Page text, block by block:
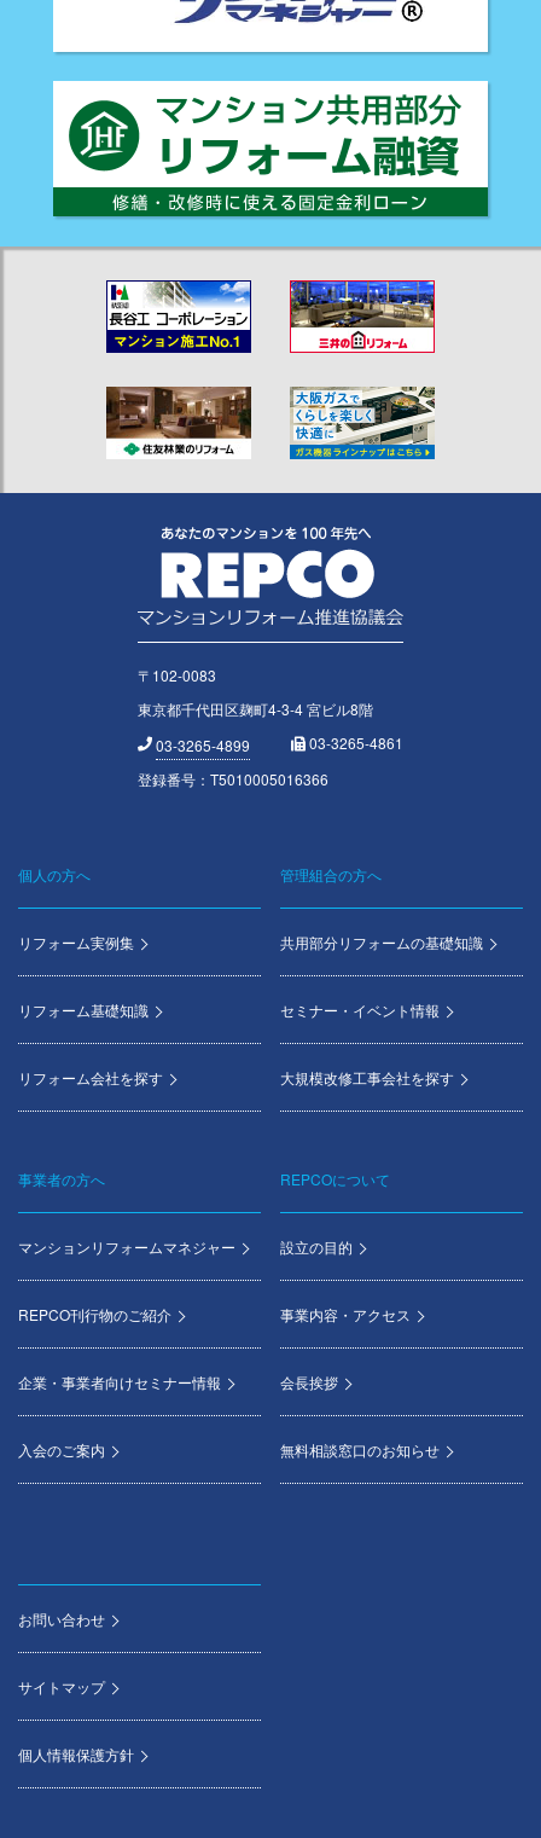
〒102-0083
東京都千代田区麹町4-3-4 宮ビル8階
03-3265-4899
03-3265-4861
登録番号：T5010005016366
Footer
menu
個人の方へ
リフォーム実例集
リフォーム基礎知識
リフォーム会社を探す
管理組合の方へ
共用部分リフォームの基礎知識
セミナー・イベント情報
大規模改修工事会社を探す
事業者の方へ
マンションリフォームマネジャー
REPCO刊行物のご紹介
企業・事業者向けセミナー情報
入会のご案内
REPCOについて
設立の目的
事業内容・アクセス
会長挨拶
無料相談窓口のお知らせ
お問い合わせ
サイトマップ
個人情報保護方針